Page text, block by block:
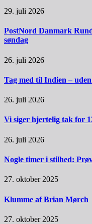
29. juli 2026
PostNord Danmark
søndag
26. juli 2026
Tag med til Indien –
26. juli 2026
Vi siger hjertelig tak for
26. juli 2026
Nogle timer i stilhed:
27. oktober 2025
Klumme af Brian Mørch
27. oktober 2025